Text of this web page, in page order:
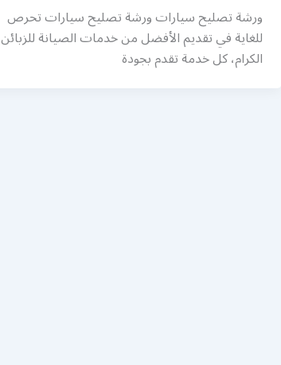
ورشة تصليح سيارات ورشة تصليح سيارات تحرص
للغاية في تقديم الأفضل من خدمات الصيانة للزبائن
الكرام، كل خدمة تقدم بجودة